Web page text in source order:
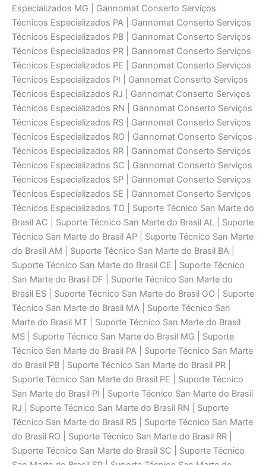
Especializados MG | Gannomat Conserto Serviços
Técnicos Especializados PA | Gannomat Conserto Serviços
Técnicos Especializados PB | Gannomat Conserto Serviços
Técnicos Especializados PR | Gannomat Conserto Serviços
Técnicos Especializados PE | Gannomat Conserto Serviços
Técnicos Especializados PI | Gannomat Conserto Serviços
Técnicos Especializados RJ | Gannomat Conserto Serviços
Técnicos Especializados RN | Gannomat Conserto Serviços
Técnicos Especializados RS | Gannomat Conserto Serviços
Técnicos Especializados RO | Gannomat Conserto Serviços
Técnicos Especializados RR | Gannomat Conserto Serviços
Técnicos Especializados SC | Gannomat Conserto Serviços
Técnicos Especializados SP | Gannomat Conserto Serviços
Técnicos Especializados SE | Gannomat Conserto Serviços
Técnicos Especializados TO | Suporte Técnico San Marte do
Brasil AC | Suporte Técnico San Marte do Brasil AL | Suporte
Técnico San Marte do Brasil AP | Suporte Técnico San Marte
do Brasil AM | Suporte Técnico San Marte do Brasil BA |
Suporte Técnico San Marte do Brasil CE | Suporte Técnico
San Marte do Brasil DF | Suporte Técnico San Marte do
Brasil ES | Suporte Técnico San Marte do Brasil GO | Suporte
Técnico San Marte do Brasil MA | Suporte Técnico San
Marte do Brasil MT | Suporte Técnico San Marte do Brasil
MS | Suporte Técnico San Marte do Brasil MG | Suporte
Técnico San Marte do Brasil PA | Suporte Técnico San Marte
do Brasil PB | Suporte Técnico San Marte do Brasil PR |
Suporte Técnico San Marte do Brasil PE | Suporte Técnico
San Marte do Brasil PI | Suporte Técnico San Marte do Brasil
RJ | Suporte Técnico San Marte do Brasil RN | Suporte
Técnico San Marte do Brasil RS | Suporte Técnico San Marte
do Brasil RO | Suporte Técnico San Marte do Brasil RR |
Suporte Técnico San Marte do Brasil SC | Suporte Técnico